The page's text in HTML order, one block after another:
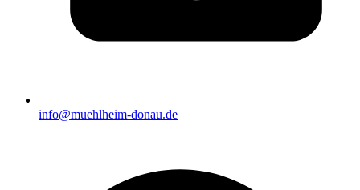
info@muehlheim-donau.de